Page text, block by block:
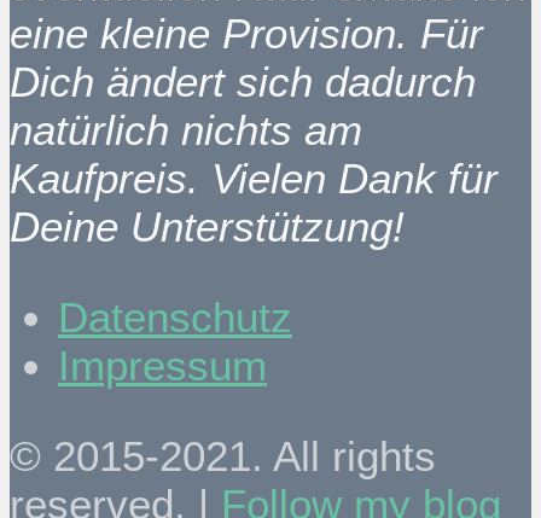
eine kleine Provision. Für
Dich ändert sich dadurch
natürlich nichts am
Kaufpreis. Vielen Dank für
Deine Unterstützung!
Datenschutz
Impressum
© 2015-2021. All rights
reserved. | Follow my blog